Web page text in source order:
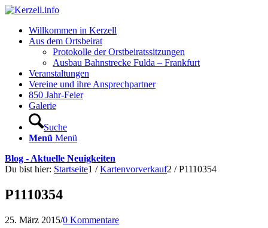
Willkommen in Kerzell
Aus dem Ortsbeirat
Protokolle der Orstbeiratssitzungen
Ausbau Bahnstrecke Fulda – Frankfurt
Veranstaltungen
Vereine und ihre Ansprechpartner
850 Jahr-Feier
Galerie
Suche
Menü Menü
Blog - Aktuelle Neuigkeiten
Du bist hier: Startseite1 / Kartenvorverkauf2 / P1110354
P1110354
25. März 2015/0 Kommentare